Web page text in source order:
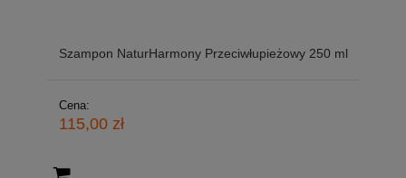
Szampon NaturHarmony Przeciwłupieżowy 250 ml
Cena:
115,00 zł